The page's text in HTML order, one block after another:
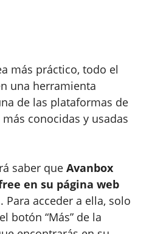
más práctico, todo el
una herramienta
de las plataformas de
conocidas y usadas
saber que Avanbox
en su página web
Para acceder a ella, solo
botón “Más” de la